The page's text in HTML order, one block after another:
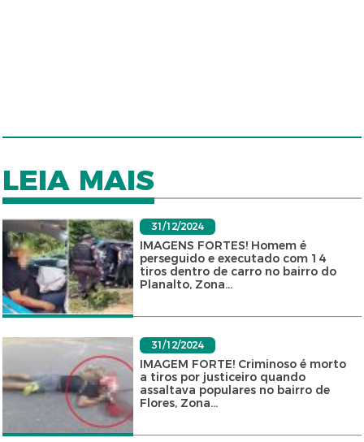
LEIA MAIS
31/12/2024
IMAGENS FORTES! Homem é
perseguido e executado com 14
tiros dentro de carro no bairro do
Planalto, Zona...
31/12/2024
IMAGEM FORTE! Criminoso é morto
a tiros por justiceiro quando
assaltava populares no bairro de
Flores, Zona...